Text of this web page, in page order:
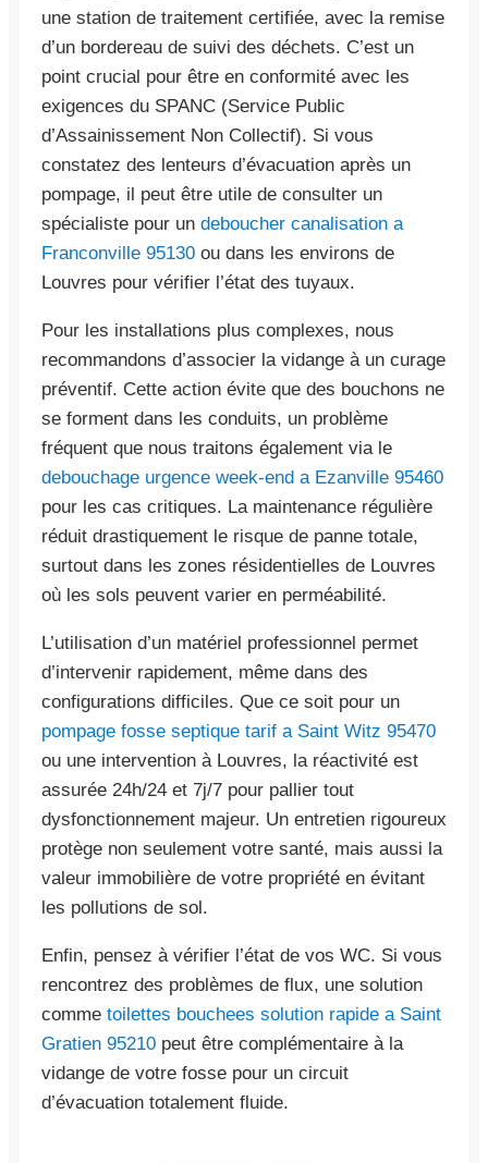
une station de traitement certifiée, avec la remise
d’un bordereau de suivi des déchets. C’est un
point crucial pour être en conformité avec les
exigences du SPANC (Service Public
d’Assainissement Non Collectif). Si vous
constatez des lenteurs d’évacuation après un
pompage, il peut être utile de consulter un
spécialiste pour un deboucher canalisation a
Franconville 95130 ou dans les environs de
Louvres pour vérifier l’état des tuyaux.
Pour les installations plus complexes, nous
recommandons d’associer la vidange à un curage
préventif. Cette action évite que des bouchons ne
se forment dans les conduits, un problème
fréquent que nous traitons également via le
debouchage urgence week-end a Ezanville 95460
pour les cas critiques. La maintenance régulière
réduit drastiquement le risque de panne totale,
surtout dans les zones résidentielles de Louvres
où les sols peuvent varier en perméabilité.
L’utilisation d’un matériel professionnel permet
d’intervenir rapidement, même dans des
configurations difficiles. Que ce soit pour un
pompage fosse septique tarif a Saint Witz 95470
ou une intervention à Louvres, la réactivité est
assurée 24h/24 et 7j/7 pour pallier tout
dysfonctionnement majeur. Un entretien rigoureux
protège non seulement votre santé, mais aussi la
valeur immobilière de votre propriété en évitant
les pollutions de sol.
Enfin, pensez à vérifier l’état de vos WC. Si vous
rencontrez des problèmes de flux, une solution
comme toilettes bouchees solution rapide a Saint
Gratien 95210 peut être complémentaire à la
vidange de votre fosse pour un circuit
d’évacuation totalement fluide.